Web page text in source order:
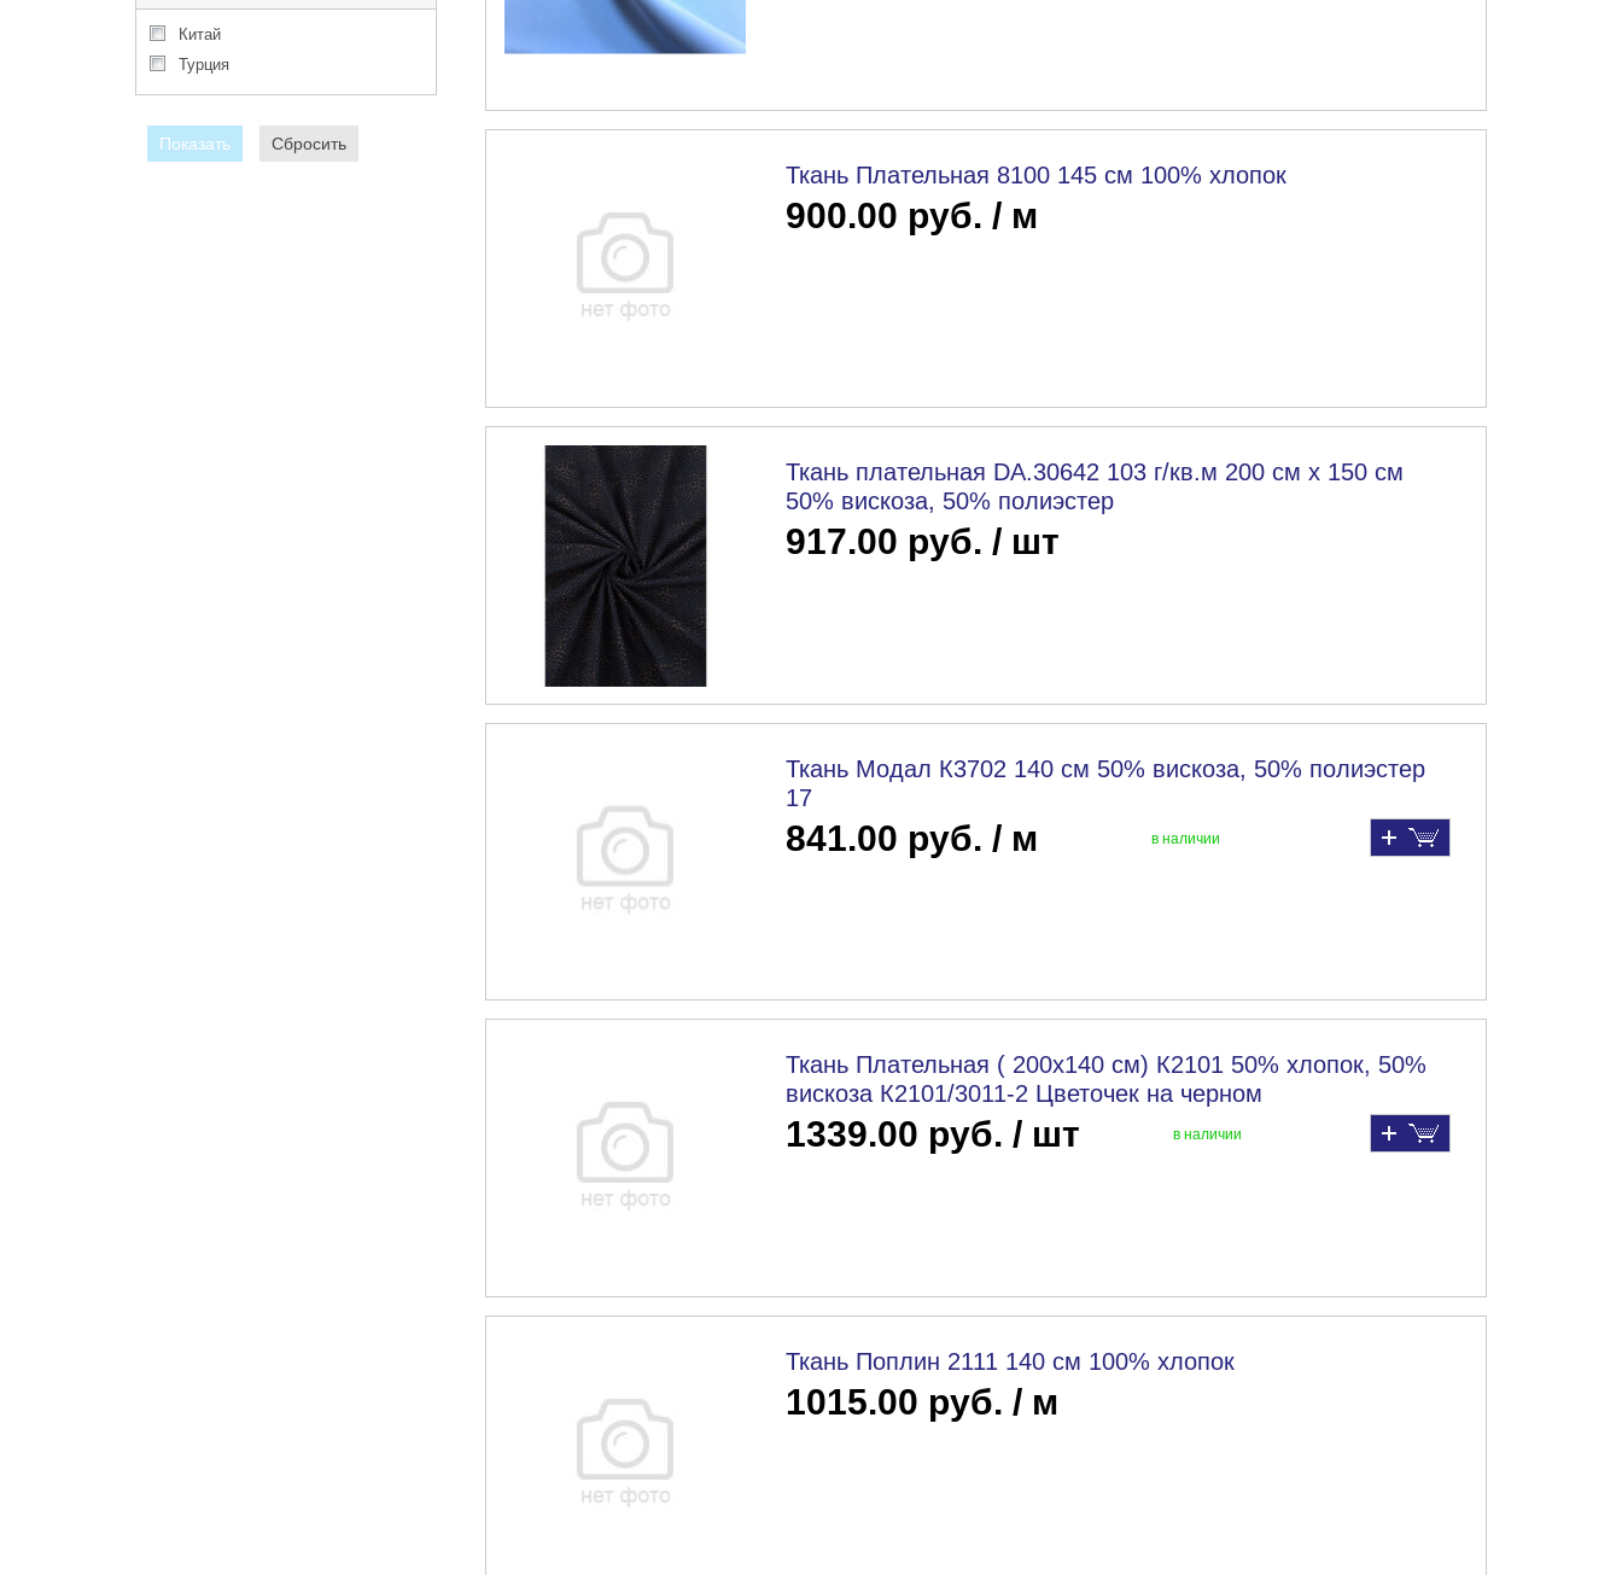
Китай
Турция
Показать Сбросить
Ткань Плательная 8100 145 см 100% хлопок
900.00 руб. / м
Ткань плательная DA.30642 103 г/кв.м 200 см х 150 см
50% вискоза, 50% полиэстер
917.00 руб. / шт
Ткань Модал К3702 140 см 50% вискоза, 50% полиэстер
17
841.00 руб. / м в наличии
Ткань Плательная ( 200х140 см) К2101 50% хлопок, 50%
вискоза К2101/3011-2 Цветочек на черном
1339.00 руб. / шт в наличии
Ткань Поплин 2111 140 см 100% хлопок
1015.00 руб. / м